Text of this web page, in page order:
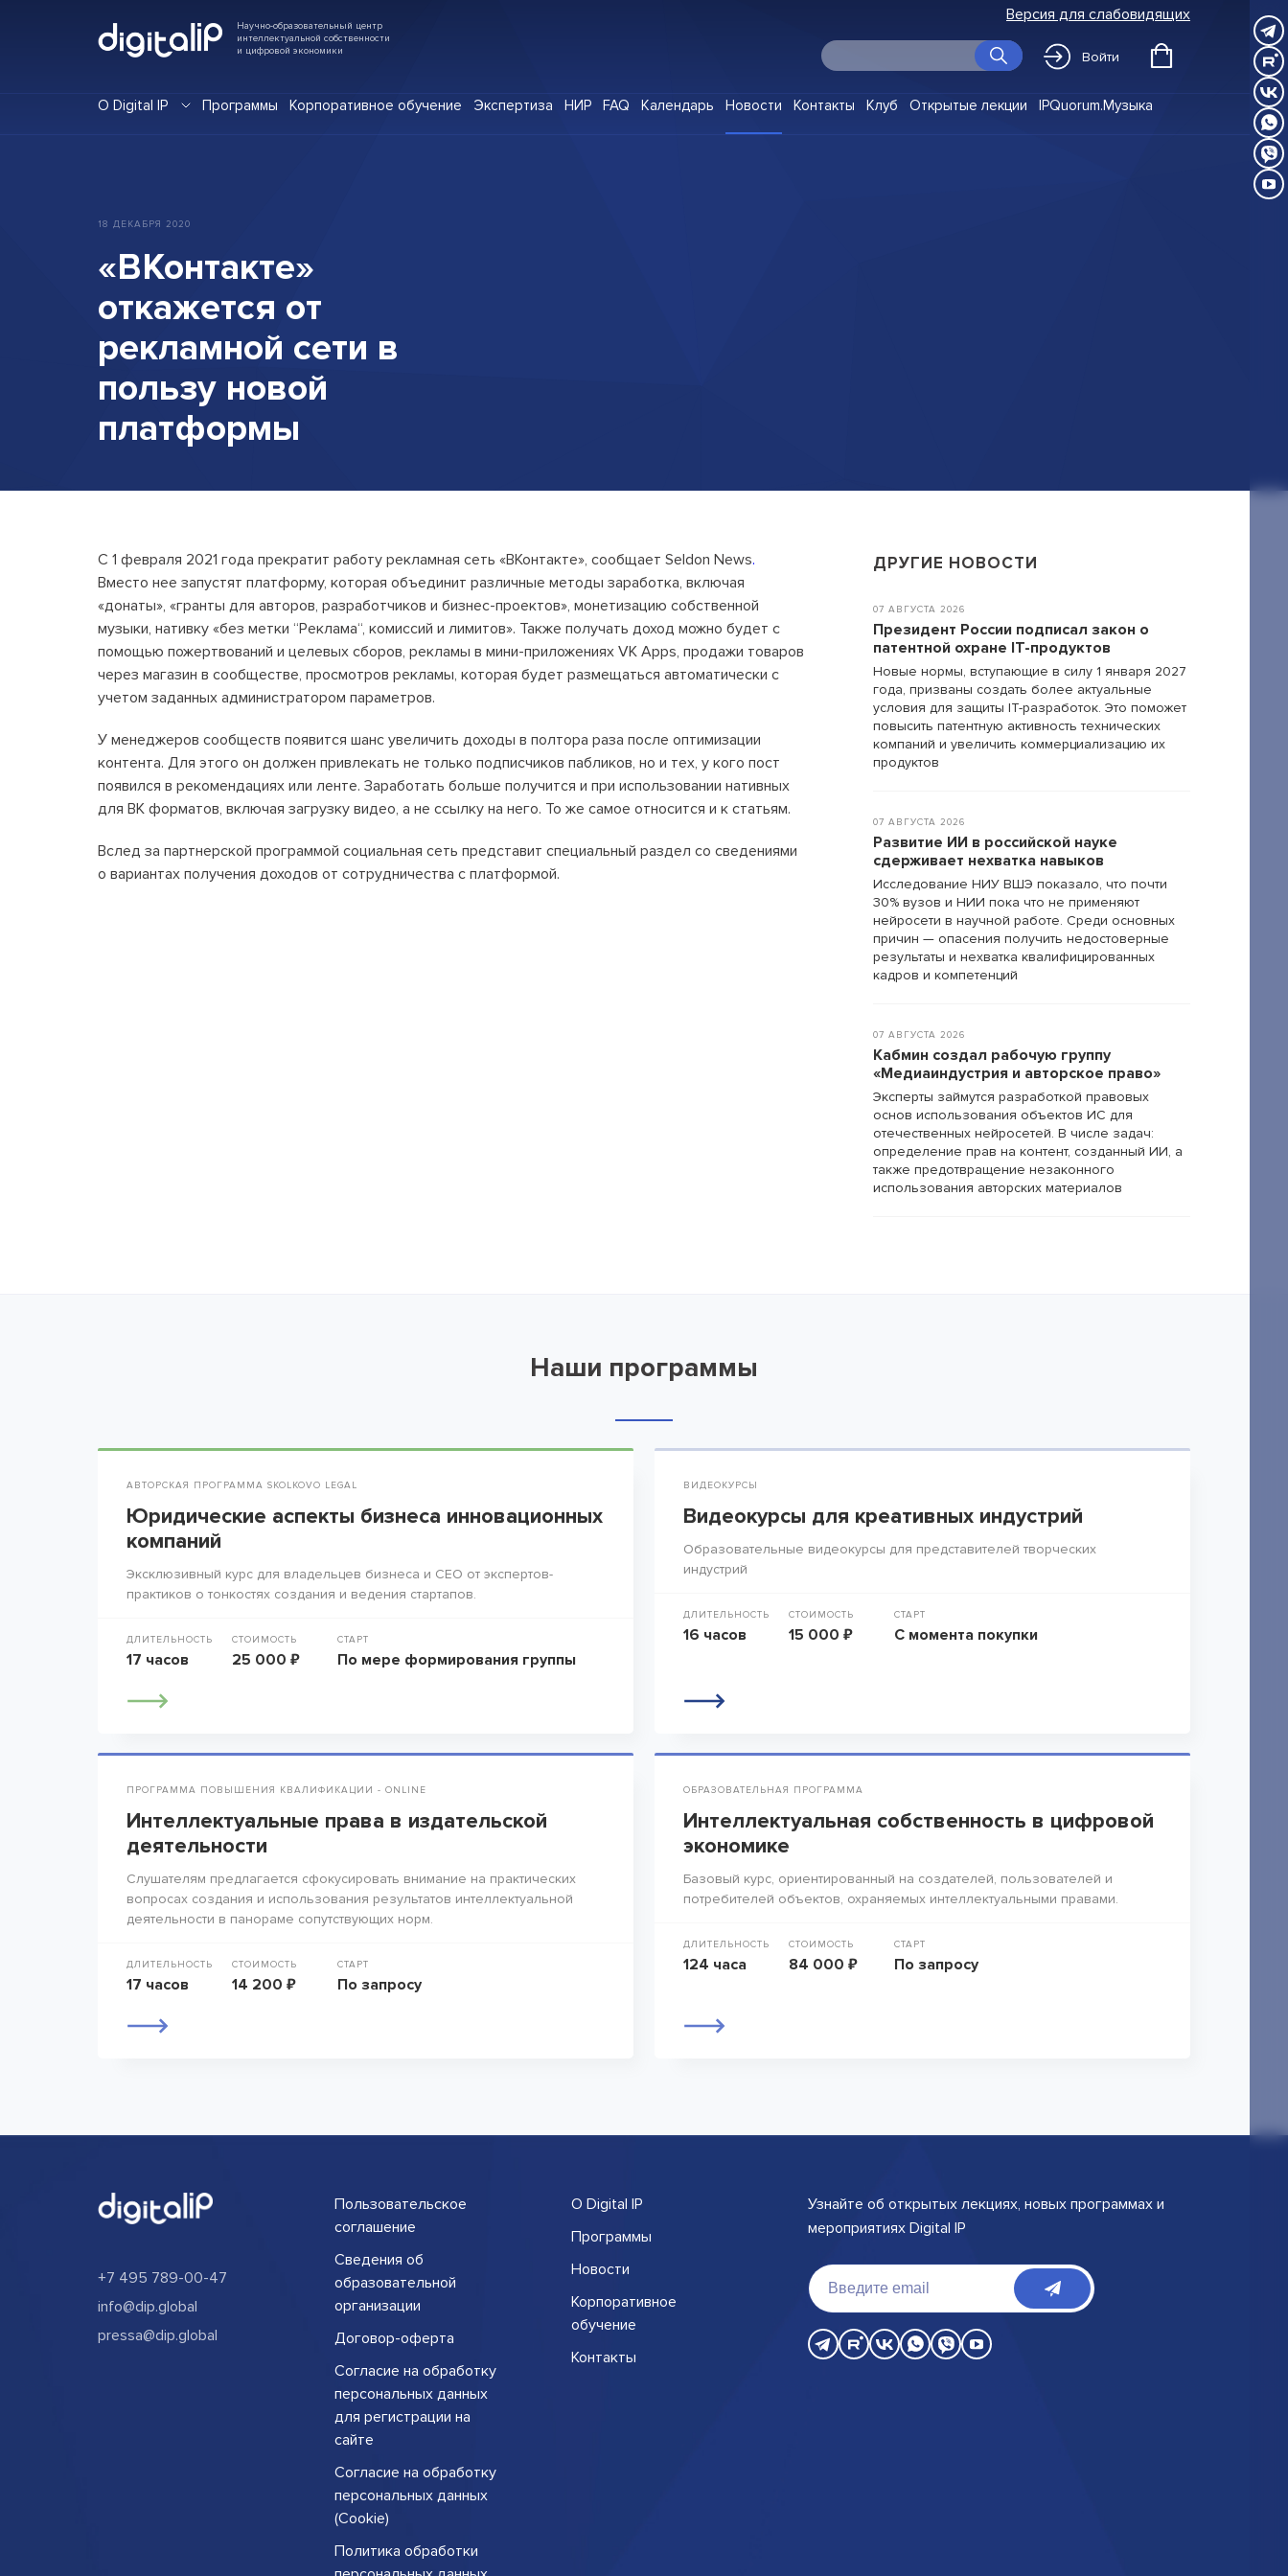
Научно-образовательный центр
интеллектуальной собственности
и цифровой экономики
Версия для слабовидящих
Войти
Пользовательское соглашение
Сведения об образовательной
организации
Договор-оферта
Согласие на обработку персональных
данных (Cookie)
Политика обработки персональных
Положение об антикоррупционной
О Digital IP Программы Корпоративное обучение Экспертиза НИР FAQ Календарь Новости Контакты Клуб Открытые лекции IPQuorum.Музыка
18 ДЕКАБРЯ 2020
«ВКонтакте»
откажется от
рекламной сети в
пользу новой
платформы
С 1 февраля 2021 года прекратит работу рекламная сеть «ВКонтакте», сообщает Seldon News.
Вместо нее запустят платформу, которая объединит различные методы заработка, включая
«донаты», «гранты для авторов, разработчиков и бизнес-проектов», монетизацию собственной
музыки, нативку «без метки “Реклама“, комиссий и лимитов». Также получать доход можно будет с
помощью пожертвований и целевых сборов, рекламы в мини-приложениях VK Apps, продажи товаров
через магазин в сообществе, просмотров рекламы, которая будет размещаться автоматически с
учетом заданных администратором параметров.
У менеджеров сообществ появится шанс увеличить доходы в полтора раза после оптимизации
контента. Для этого он должен привлекать не только подписчиков пабликов, но и тех, у кого пост
появился в рекомендациях или ленте. Заработать больше получится и при использовании нативных
для ВК форматов, включая загрузку видео, а не ссылку на него. То же самое относится и к статьям.
Вслед за партнерской программой социальная сеть представит специальный раздел со сведениями
о вариантах получения доходов от сотрудничества с платформой.
ДРУГИЕ НОВОСТИ
07 АВГУСТА 2026
Президент России подписал закон о
патентной охране IT-продуктов
Новые нормы, вступающие в силу 1 января 2027
года, призваны создать более актуальные
условия для защиты IT-разработок. Это поможет
повысить патентную активность технических
компаний и увеличить коммерциализацию их
продуктов
07 АВГУСТА 2026
Развитие ИИ в российской науке
сдерживает нехватка навыков
Исследование НИУ ВШЭ показало, что почти
30% вузов и НИИ пока что не применяют
нейросети в научной работе. Среди основных
причин — опасения получить недостоверные
результаты и нехватка квалифицированных
кадров и компетенций
07 АВГУСТА 2026
Кабмин создал рабочую группу
«Медиаиндустрия и авторское право»
Эксперты займутся разработкой правовых
основ использования объектов ИС для
отечественных нейросетей. В числе задач:
определение прав на контент, созданный ИИ, а
также предотвращение незаконного
использования авторских материалов
Наши программы
АВТОРСКАЯ ПРОГРАММА SKOLKOVO LEGAL
Юридические аспекты бизнеса инновационных
компаний
Эксклюзивный курс для владельцев бизнеса и СЕО от экспертов-
практиков о тонкостях создания и ведения стартапов.
ДЛИТЕЛЬНОСТЬ
17 часов
СТОИМОСТЬ
25 000 ₽
СТАРТ
По мере формирования группы
ВИДЕОКУРСЫ
Видеокурсы для креативных индустрий
Образовательные видеокурсы для представителей творческих
индустрий
ДЛИТЕЛЬНОСТЬ
16 часов
СТОИМОСТЬ
15 000 ₽
СТАРТ
С момента покупки
ПРОГРАММА ПОВЫШЕНИЯ КВАЛИФИКАЦИИ - ONLINE
Интеллектуальные права в издательской
деятельности
Слушателям предлагается сфокусировать внимание на практических
вопросах создания и использования результатов интеллектуальной
деятельности в панораме сопутствующих норм.
ДЛИТЕЛЬНОСТЬ
17 часов
СТОИМОСТЬ
14 200 ₽
СТАРТ
По запросу
ОБРАЗОВАТЕЛЬНАЯ ПРОГРАММА
Интеллектуальная собственность в цифровой
экономике
Базовый курс, ориентированный на создателей, пользователей и
потребителей объектов, охраняемых интеллектуальными правами.
ДЛИТЕЛЬНОСТЬ
124 часа
СТОИМОСТЬ
84 000 ₽
СТАРТ
По запросу
+7 495 789-00-47
info@dip.global
pressa@dip.global
Пользовательское
соглашение
Сведения об
образовательной
организации
Договор-оферта
Согласие на обработку
персональных данных
для регистрации на
сайте
Согласие на обработку
персональных данных
(Cookie)
Политика обработки
О Digital IP
Программы
Новости
Корпоративное
обучение
Контакты
Узнайте об открытых лекциях, новых программах и
мероприятиях Digital IP